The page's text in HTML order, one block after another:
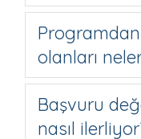
olanları
Başvuru
nasıl